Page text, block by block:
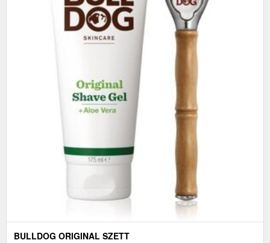
BULLDOG ORIGINAL SZETT